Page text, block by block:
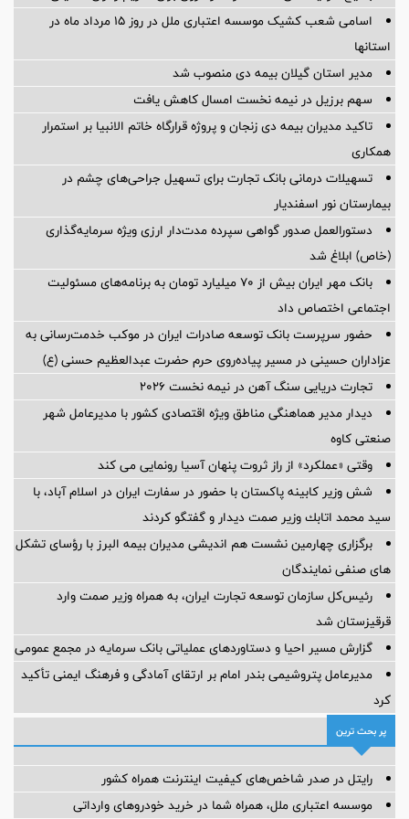
اسامی شعب کشیک موسسه اعتباری ملل در روز 15 مرداد ماه در
استانها
مدیر استان گیلان بیمه دی منصوب شد
سهم برزیل در نیمه نخست امسال کاهش یافت
تاکید مدیران بیمه دی زنجان و پروژه قرارگاه خاتم الانبیا بر استمرار
همکاری
تسهیلات درمانی بانک تجارت برای تسهیل جراحی‌های چشم در
بیمارستان نور اسفندیار
دستورالعمل صدور گواهی سپرده مدت‌دار ارزی ویژه سرمایه‌گذاری
(خاص) ابلاغ شد
بانک مهر ایران بیش از ۷۰ میلیارد تومان به برنامه‌های مسئولیت
اجتماعی اختصاص داد
حضور سرپرست بانک توسعه صادرات ایران در موکب خدمت‌رسانی به
عزاداران حسینی در مسیر پیاده‌روی حرم حضرت عبدالعظیم حسنی (ع)
تجارت دریایی سنگ آهن در نیمه نخست ۲۰۲۶
دیدار مدیر هماهنگی مناطق ویژه اقتصادی کشور با مدیرعامل شهر
صنعتی کاوه
وقتی «عملکرد» از راز ثروت پنهان آسیا رونمایی می کند
شش وزیر کابینه پاکستان با حضور در سفارت ایران در اسلام آباد، با
سيد محمد اتابك وزير صمت ديدار و گفتگو كردند
برگزاری چهارمین نشست هم اندیشی مدیران بیمه البرز با رؤسای تشکل
های صنفی نمایندگان
رئیس‌کل سازمان توسعه تجارت ایران، به همراه وزیر صمت وارد
قرقیزستان شد
گزارش مسیر احیا و دستاوردهای عملیاتی بانک سرمایه در مجمع عمومی
مدیرعامل پتروشیمی بندر امام بر ارتقای آمادگی و فرهنگ ایمنی تأکید
کرد
پر بحث ترین
رایتل در صدر شاخص‌های کیفیت اینترنت همراه کشور
موسسه اعتباری ملل، همراه شما در خرید خودروهای وارداتی